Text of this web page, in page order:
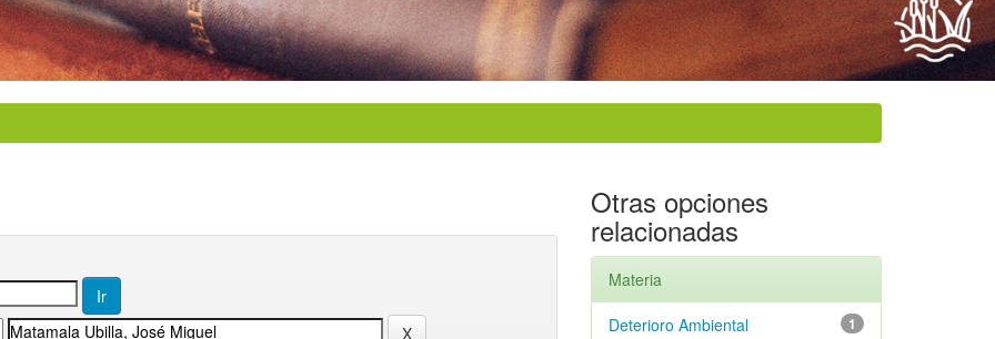
Otras opciones
relacionadas
Materia
1
Deterioro Ambiental